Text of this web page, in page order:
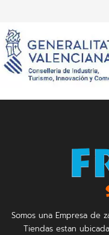
Somos una Empresa de
Tiendas estan